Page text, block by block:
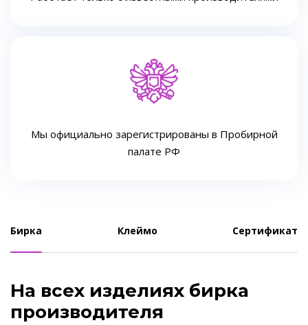
Мы официально зарегистрированы в Пробирной
палате РФ
Бирка Клеймо Сертификат
На всех изделиях бирка
производителя